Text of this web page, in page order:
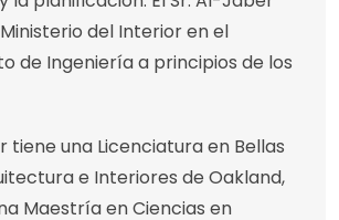
del Interior en el
de Ingeniería a principios de los
tiene una Licenciatura en Bellas
e Interiores de Oakland,
Maestría en Ciencias en